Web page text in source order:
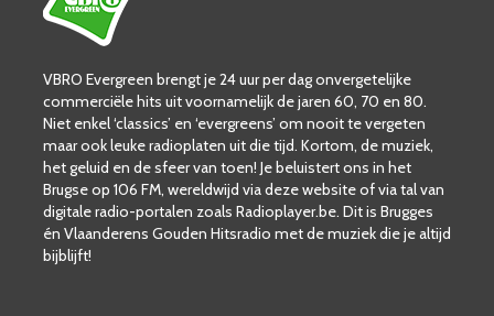
VBRO Evergreen brengt je 24 uur per dag onvergetelijke
commerciële hits uit voornamelijk de jaren 60, 70 en 80.
Niet enkel ‘classics’ en ‘evergreens’ om nooit te vergeten
maar ook leuke radioplaten uit die tijd. Kortom, de muziek,
het geluid en de sfeer van toen! Je beluistert ons in het
Brugse op 106 FM, wereldwijd via deze website of via tal van
digitale radio-portalen zoals Radioplayer.be. Dit is Brugges
én Vlaanderens Gouden Hitsradio met de muziek die je altijd
bijblijft!